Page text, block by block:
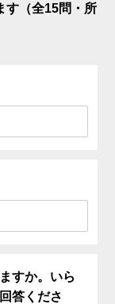
す（全15問・所
すか。いら
答くださ